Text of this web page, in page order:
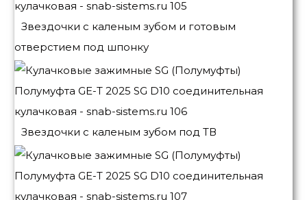
Звездочки с каленым зубом и готовым
отверстием под шпонку
Звездочки с каленым зубом под ТВ